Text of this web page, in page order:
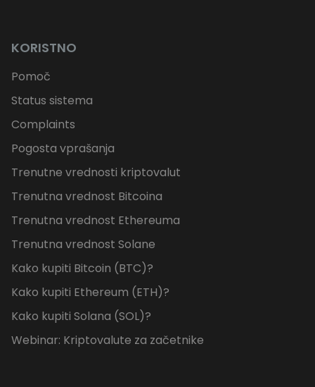
KORISTNO
Pomoč
Status sistema
Complaints
Pogosta vprašanja
Trenutne vrednosti kriptovalut
Trenutna vrednost Bitcoina
Trenutna vrednost Ethereuma
Trenutna vrednost Solane
Kako kupiti Bitcoin (BTC)?
Kako kupiti Ethereum (ETH)?
Kako kupiti Solana (SOL)?
Webinar: Kriptovalute za začetnike